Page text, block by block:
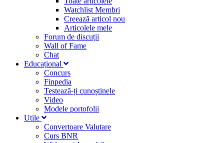
Watchlist Membri
Creează articol nou
Articolele mele
Forum de discuții
Wall of Fame
Chat
Educațional
Concurs
Finpedia
Testează-ți cunoștinele
Video
Modele portofolii
Utile
Convertoare Valutare
Curs BNR